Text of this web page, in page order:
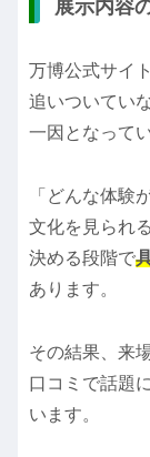
展示内容
万博公式サイ
追いついてい
一因となって
「どんな体験
文化を見られ
決める段階で
あります。
その結果、来
口コミで話題
います。